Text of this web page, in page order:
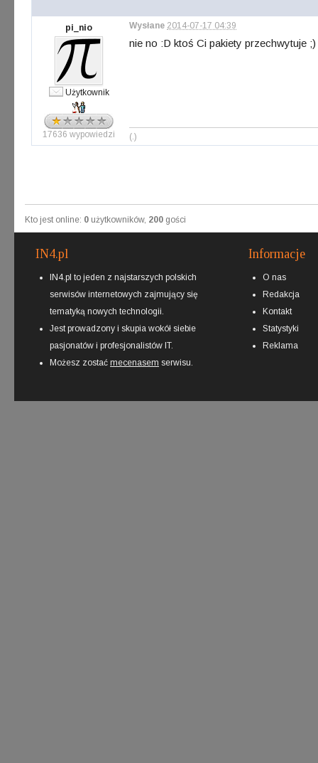
pi_nio
Użytkownik
17636 wypowiedzi
Wysłane 2014-07-17 04:39
nie no :D ktoś Ci pakiety przechwytuje ;)
(.)
Kto jest online: 0 użytkowników, 200 gości
IN4.pl
IN4.pl to jeden z najstarszych polskich
serwisów internetowych zajmujący się
tematyką nowych technologii.
Jest prowadzony i skupia wokół siebie
pasjonatów i profesjonalistów IT.
Możesz zostać mecenasem serwisu.
Informacje
O nas
Redakcja
Kontakt
Statystyki
Reklama